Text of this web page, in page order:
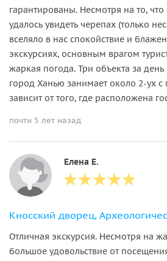
гарантированы. Несмотря на то,
удалось увидеть черепах (только
вселяло в нас спокойствие и
экскурсиях, основным врагом
жаркая погода. Три объекта за
город Ханью занимает около 2-ух с
зависит от того, где расположена
почти 5 лет назад
Елена Е.
Отличная экскурсия. Несмотря на
большое удовольствие от